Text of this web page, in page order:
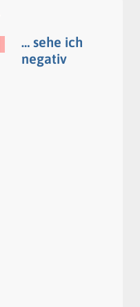
… sehe ich
negativ